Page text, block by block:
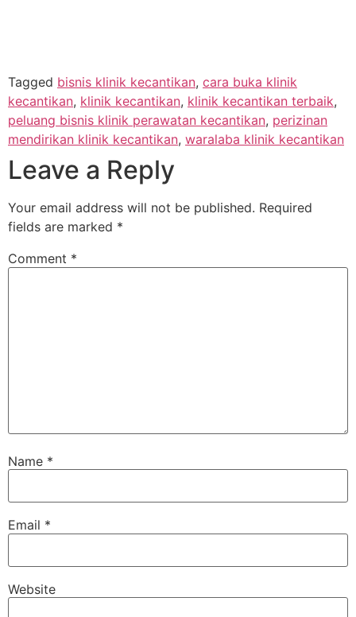
Tagged bisnis klinik kecantikan, cara buka klinik
kecantikan, klinik kecantikan, klinik kecantikan terbaik,
peluang bisnis klinik perawatan kecantikan, perizinan
mendirikan klinik kecantikan, waralaba klinik kecantikan
Leave a Reply
Your email address will not be published. Required
fields are marked *
Comment *
Name *
Email *
Website